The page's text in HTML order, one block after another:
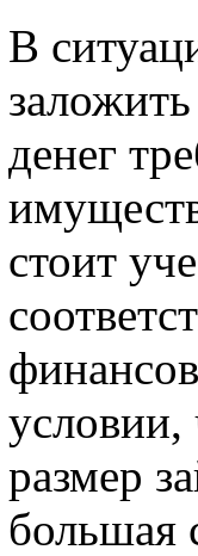
В
денег
стоит
условии,
размер
большая